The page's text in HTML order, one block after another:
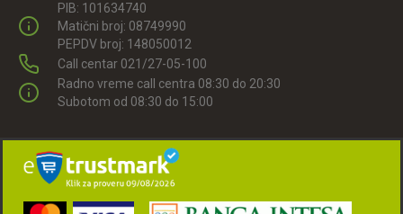
PIB: 101634740
Matični broj: 08749990
PEPDV broj: 148050012
Call centar 021/27-05-100
Radno vreme call centra 08:30 do 20:30
Subotom od 08:30 do 15:00